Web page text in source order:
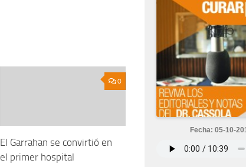
0
El Garrahan se convirtió en
el primer hospital
Fecha: 05-10-